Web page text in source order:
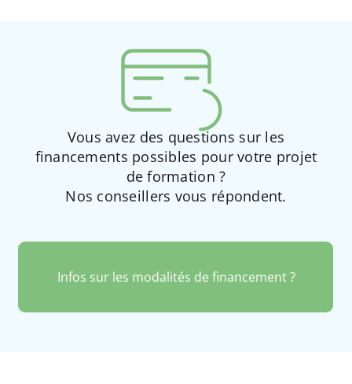
Vous avez des questions sur les
financements possibles pour votre projet
de formation ?
Nos conseillers vous répondent.
Infos sur les modalités de financement ?